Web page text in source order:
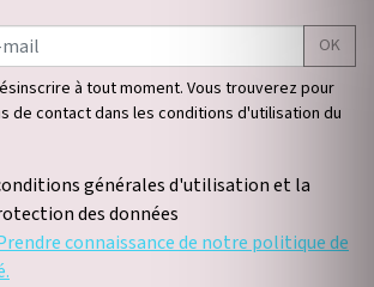
OK
à tout moment. Vous trouverez pour
de contact dans les conditions d'utilisation du
générales d'utilisation et la
des données
connaissance de notre politique de